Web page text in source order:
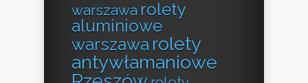
warszawa rolety
aluminiowe
warszawa rolety
antywłamaniowe